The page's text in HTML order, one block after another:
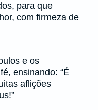
para que
com firmeza de
e os
ensinando: “É
aflições